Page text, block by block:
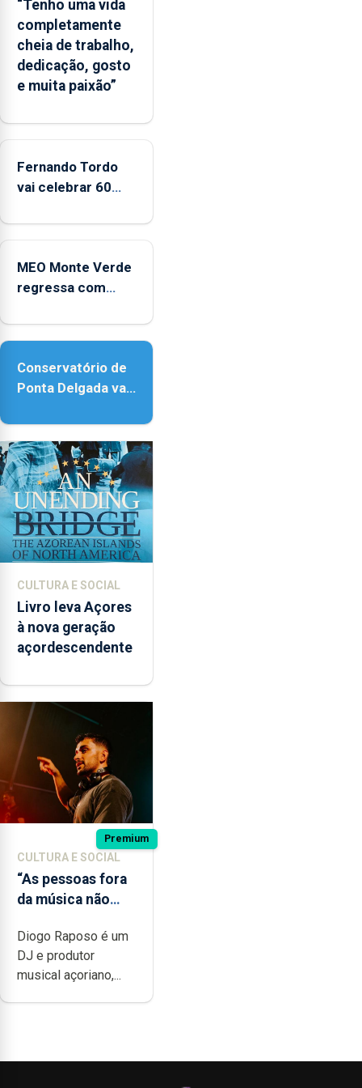
“Tenho uma vida
completamente
cheia de trabalho,
dedicação, gosto
e muita paixão”
Fernando Tordo
vai celebrar 60
no Coliseu
MEO Monte Verde
regressa com
acessibilidade
Conservatório de
Ponta Delgada vai
instrumentos
CULTURA E SOCIAL
Livro leva Açores
à nova geração
açordescendente
Premium
CULTURA E SOCIAL
“As pessoas fora
da música não
quão difícil é
produzir uma
música”
Diogo Raposo é um
DJ e produtor
musical açoriano,...